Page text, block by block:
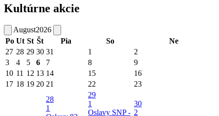
Kultúrne akcie
August2026
Po Ut St Št Pia So
Ne
27 28 29 30 31 1
2
3
4 5 6 7 8
9
10 11 12 13 14 15
16
17 18 19 20 21 22 23
28
1
29
1
Oslavy SNP -
30
2